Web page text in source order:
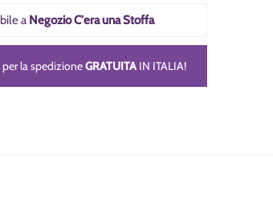
a Negozio C'era una Stoffa
per la spedizioneGRATUITA IN ITALIA!